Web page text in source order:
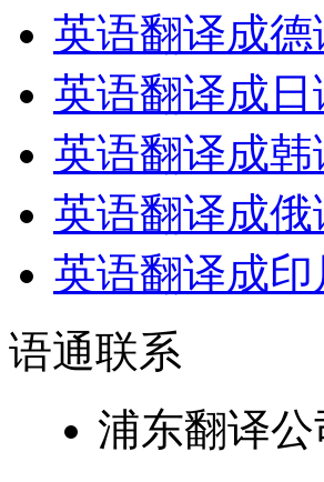
英语翻译成德
英语翻译成日
英语翻译成韩
英语翻译成俄
英语翻译成印
语通联系
浦东翻译公